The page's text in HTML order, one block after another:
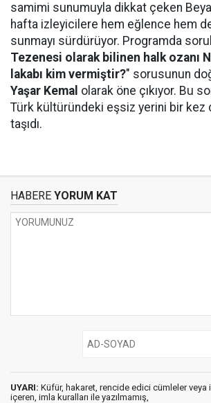
samimi sunumuyla dikkat çeken
hafta izleyicilere hem eğlence hem
sunmayı sürdürüyor. Programda
Tezenesi olarak bilinen halk ozanı
lakabı kim vermiştir?" sorusunun
Yaşar Kemal olarak öne çıkıyor. Bu
Türk kültüründeki eşsiz yerini bir kez
taşıdı.
HABERE YORUM KAT
UYARI: Küfür, hakaret, rencide edici cümleler veya
içeren, imla kuralları ile yazılmamış,